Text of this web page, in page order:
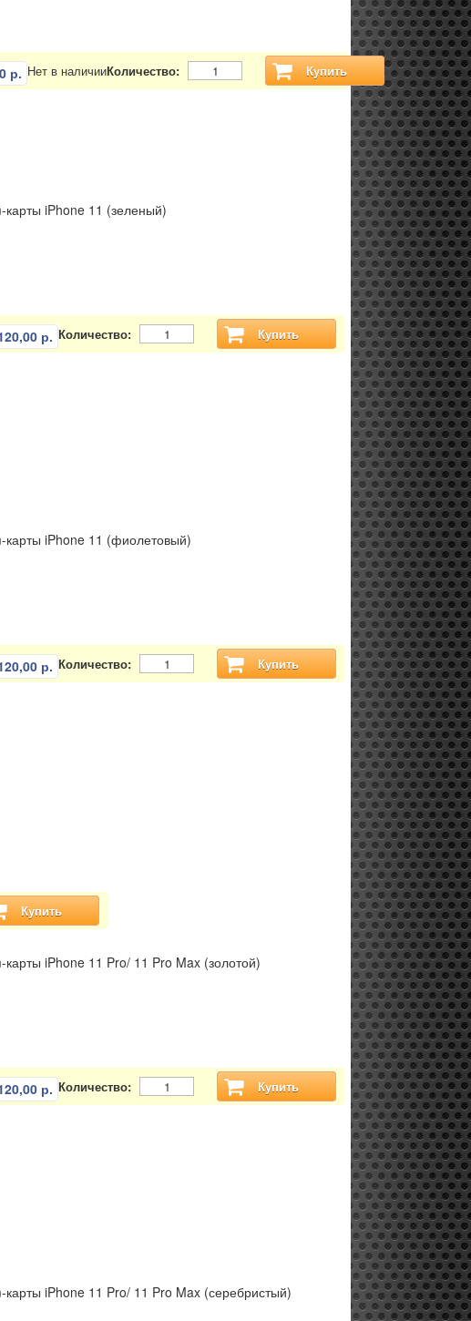
р. Нет в наличииКоличество: Купить
карты iPhone 11 (зеленый)
р. Количество: Купить
карты iPhone 11 (фиолетовый)
р. Количество: Купить
Купить
карты iPhone 11 Pro/ 11 Pro Max (золотой)
р. Количество: Купить
карты iPhone 11 Pro/ 11 Pro Max (серебристый)